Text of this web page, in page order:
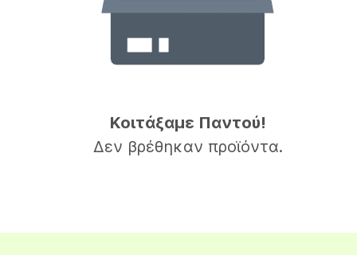
Κοιτάξαμε Παντού!
Δεν βρέθηκαν προϊόντα.